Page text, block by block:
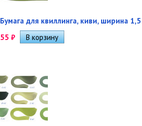
Бумага для квиллинга, киви, ширина
55 ₽